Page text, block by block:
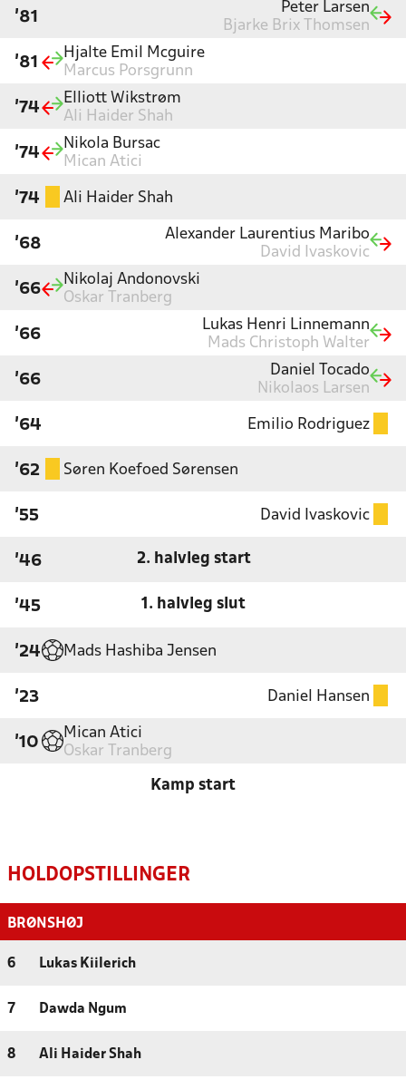
'81
Peter Larsen
Bjarke Brix Thomsen
'81
Hjalte Emil Mcguire
Marcus Porsgrunn
'74
Elliott Wikstrøm
Ali Haider Shah
'74
Nikola Bursac
Mican Atici
'74 Ali Haider Shah
'68
Alexander Laurentius Maribo
David Ivaskovic
'66
Nikolaj Andonovski
Oskar Tranberg
'66
Lukas Henri Linnemann
Mads Christoph Walter
'66
Daniel Tocado
Nikolaos Larsen
'64 Emilio Rodriguez
'62 Søren Koefoed Sørensen
'55 David Ivaskovic
'46 2. halvleg start
'45 1. halvleg slut
'24 Mads Hashiba Jensen
'23 Daniel Hansen
'10
Mican Atici
Oskar Tranberg
Kamp start
HOLDOPSTILLINGER
BRØNSHØJ
6 Lukas Kiilerich
7 Dawda Ngum
8 Ali Haider Shah